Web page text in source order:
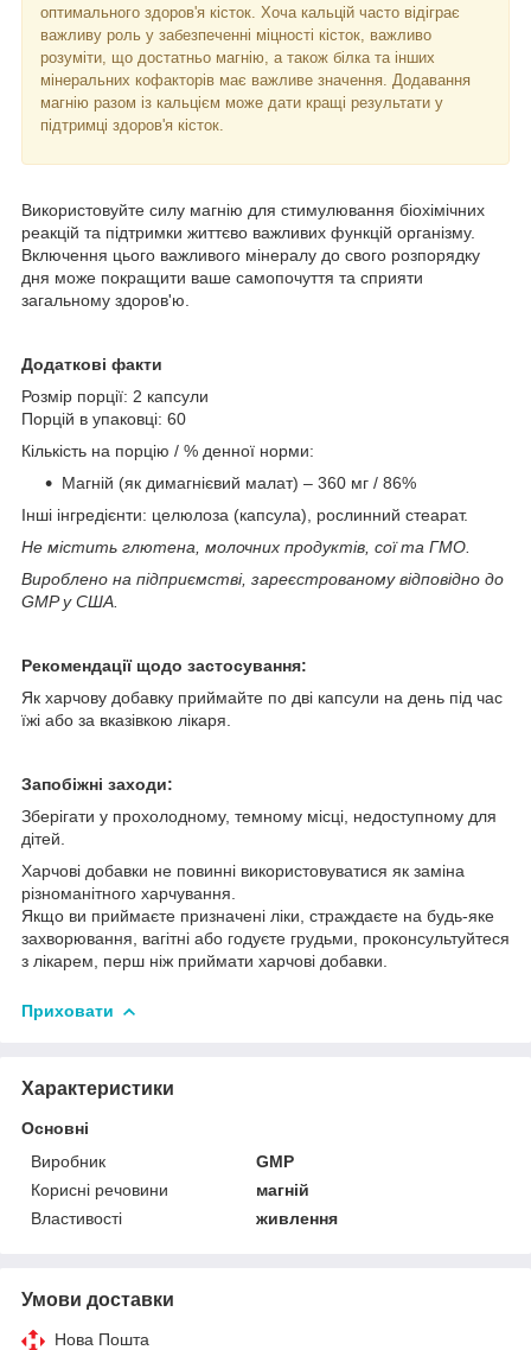
оптимального здоров'я кісток. Хоча кальцій часто відіграє
важливу роль у забезпеченні міцності кісток, важливо
розуміти, що достатньо магнію, а також білка та інших
мінеральних кофакторів має важливе значення. Додавання
магнію разом із кальцієм може дати кращі результати у
підтримці здоров'я кісток.
Використовуйте силу магнію для стимулювання біохімічних
реакцій та підтримки життєво важливих функцій організму.
Включення цього важливого мінералу до свого розпорядку
дня може покращити ваше самопочуття та сприяти
загальному здоров'ю.
Додаткові факти
Розмір порції: 2 капсули
Порцій в упаковці: 60
Кількість на порцію / % денної норми:
Магній (як димагнієвий малат) – 360 мг / 86%
Інші інгредієнти: целюлоза (капсула), рослинний стеарат.
Не містить глютена, молочних продуктів, сої та ГМО.
Вироблено на підприємстві, зареєстрованому відповідно до
GMP у США.
Рекомендації щодо застосування:
Як харчову добавку приймайте по дві капсули на день під час
їжі або за вказівкою лікаря.
Запобіжні заходи:
Зберігати у прохолодному, темному місці, недоступному для
дітей.
Харчові добавки не повинні використовуватися як заміна
різноманітного харчування.
Якщо ви приймаєте призначені ліки, страждаєте на будь-яке
захворювання, вагітні або годуєте грудьми, проконсультуйтеся
з лікарем, перш ніж приймати харчові добавки.
Приховати
Характеристики
Основні
Виробник
GMP
Корисні речовини
магній
Властивості
живлення
Умови доставки
Нова Пошта